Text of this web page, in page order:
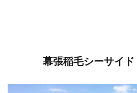
幕張稲毛シーサイド